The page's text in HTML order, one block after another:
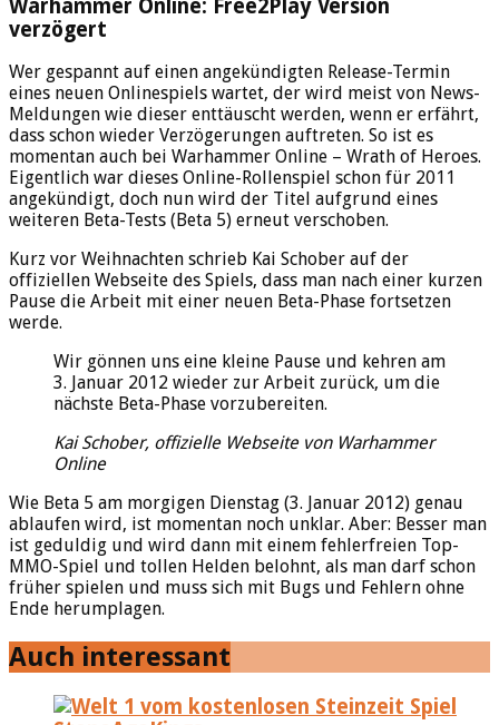
Warhammer Online: Free2Play Version
verzögert
Wer gespannt auf einen angekündigten Release-Termin
eines neuen Onlinespiels wartet, der wird meist von News-
Meldungen wie dieser enttäuscht werden, wenn er erfährt,
dass schon wieder Verzögerungen auftreten. So ist es
momentan auch bei Warhammer Online – Wrath of Heroes.
Eigentlich war dieses Online-Rollenspiel schon für 2011
angekündigt, doch nun wird der Titel aufgrund eines
weiteren Beta-Tests (Beta 5) erneut verschoben.
Kurz vor Weihnachten schrieb Kai Schober auf der
offiziellen Webseite des Spiels, dass man nach einer kurzen
Pause die Arbeit mit einer neuen Beta-Phase fortsetzen
werde.
Wir gönnen uns eine kleine Pause und kehren am
3. Januar 2012 wieder zur Arbeit zurück, um die
nächste Beta-Phase vorzubereiten.
Kai Schober, offizielle Webseite von Warhammer
Online
Wie Beta 5 am morgigen Dienstag (3. Januar 2012) genau
ablaufen wird, ist momentan noch unklar. Aber: Besser man
ist geduldig und wird dann mit einem fehlerfreien Top-
MMO-Spiel und tollen Helden belohnt, als man darf schon
früher spielen und muss sich mit Bugs und Fehlern ohne
Ende herumplagen.
Auch interessant